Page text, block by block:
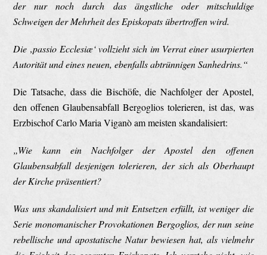
der nur noch durch das ängstliche oder mitschuldige
Schweigen der Mehrheit des Episkopats übertroffen wird.
Die ‚passio Ecclesiæ‘ vollzieht sich im Verrat einer usurpierten
Autorität und eines neuen, ebenfalls abtrünnigen Sanhedrins.“
Die Tatsache, dass die Bischöfe, die Nachfolger der Apostel,
den offenen Glaubensabfall Bergoglios tolerieren, ist das, was
Erzbischof Carlo Maria Viganò am meisten skandalisiert:
„Wie kann ein Nachfolger der Apostel den offenen
Glaubensabfall desjenigen tolerieren, der sich als Oberhaupt
der Kirche präsentiert?
Was uns skandalisiert und mit Entsetzen erfüllt, ist weniger die
Serie monomanischer Provokationen Bergoglios, der nun seine
rebellische und apostatische Natur bewiesen hat, als vielmehr